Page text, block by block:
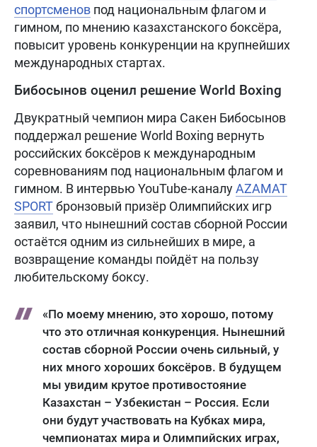
спортсменов под национальным флагом и
гимном, по мнению казахстанского боксёра,
повысит уровень конкуренции на крупнейших
международных стартах.
Бибосынов оценил решение World Boxing
Двукратный чемпион мира Сакен Бибосынов
поддержал решение World Boxing вернуть
российских боксёров к международным
соревнованиям под национальным флагом и
гимном. В интервью YouTube-каналуAZAMAT
SPORTбронзовый призёр Олимпийских игр
заявил, что нынешний состав сборной России
остаётся одним из сильнейших в мире, а
возвращение команды пойдёт на пользу
любительскому боксу.
«По моему мнению, это хорошо, потому
что это отличная конкуренция. Нынешний
состав сборной России очень сильный, у
них много хороших боксёров. В будущем
мы увидим крутое противостояние
Казахстан – Узбекистан – Россия. Если
они будут участвовать на Кубках мира,
чемпионатах мира и Олимпийских играх,